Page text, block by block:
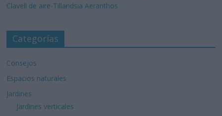
Clavell de aire-Tillandsia Aeranthos
Categorías
Consejos
Espacios naturales
Jardines
Jardines verticales